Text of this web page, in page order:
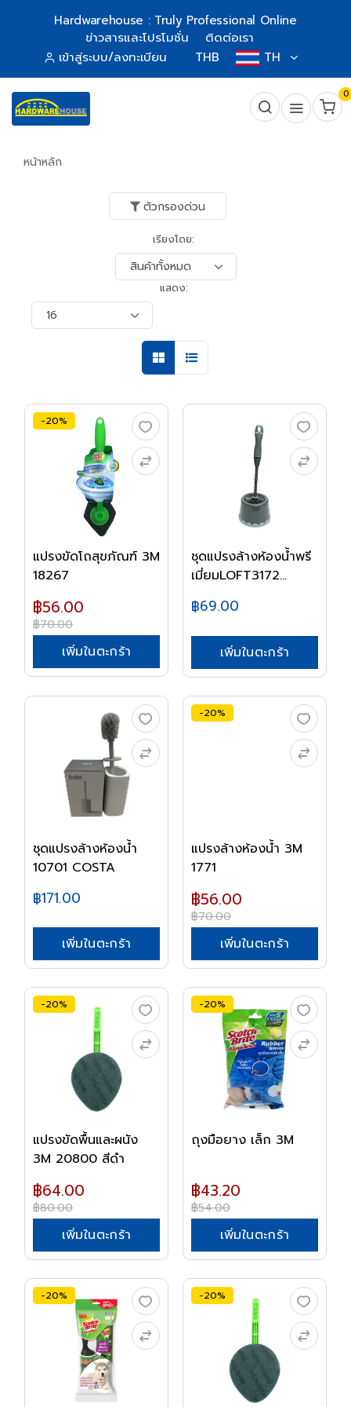
Hardwarehouse : Truly Professional Online
ข่าวสารและโปรโมชั่น
ติดต่อเรา
เข้าสู่ระบบ/ลงทะเบียน
THB TH
0
หน้าหลัก
ตัวกรองด่วน
เรียงโดย:
แสดง:
-20%
แปรงขัดโถสุขภัณฑ์ 3M
18267
฿56.00
฿70.00
เพิ่มในตะกร้า
ชุดแปรงล้างห้องน้ำพรี
เมี่ยมLOFT3172...
฿69.00
เพิ่มในตะกร้า
ชุดแปรงล้างห้องน้ำ
10701 COSTA
฿171.00
เพิ่มในตะกร้า
-20%
แปรงล้างห้องน้ำ 3M
1771
฿56.00
฿70.00
เพิ่มในตะกร้า
-20%
แปรงขัดพื้นและผนัง
3M 20800 สีดำ
฿64.00
฿80.00
เพิ่มในตะกร้า
-20%
ถุงมือยาง เล็ก 3M
฿43.20
฿54.00
เพิ่มในตะกร้า
-20% -20%